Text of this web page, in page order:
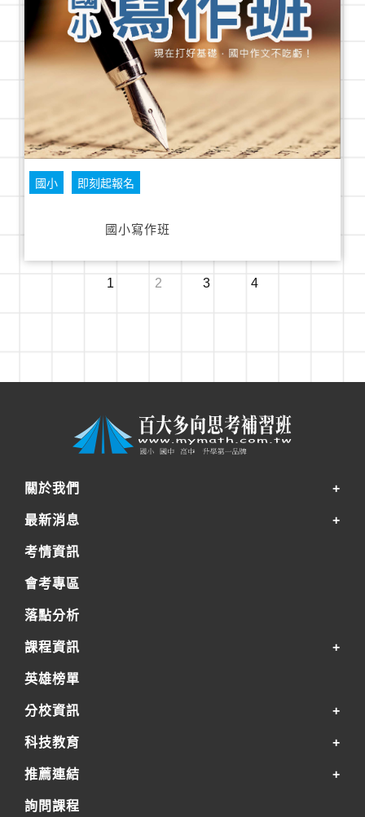
國小 即刻起報名
國小寫作班
1 2 3 4
關於我們
最新消息
考情資訊
會考專區
落點分析
課程資訊
英雄榜單
分校資訊
科技教育
推薦連結
詢問課程